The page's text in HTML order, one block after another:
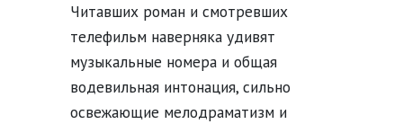
Читавших роман и смотревших
телефильм наверняка удивят
музыкальные номера и общая
водевильная интонация, сильно
освежающие мелодраматизм и